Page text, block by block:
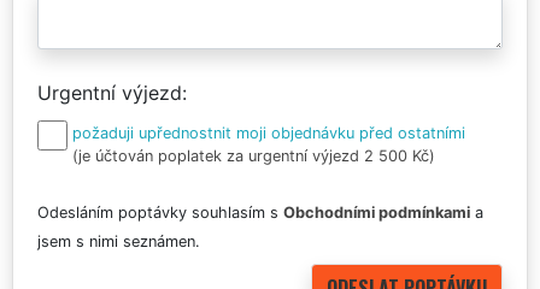
Urgentní výjezd
požaduji upřednostnit moji objednávku před ostatními
(je účtován poplatek za urgentní výjezd 2 500 Kč)
Odesláním poptávky souhlasím s Obchodními podmínkami a
jsem s nimi seznámen.